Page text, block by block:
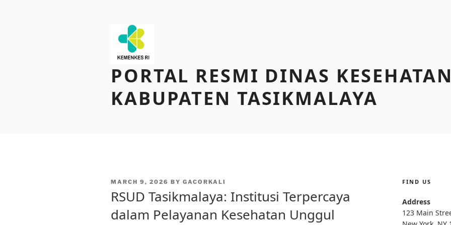
PORTAL RESMI DINAS KESEHATAN
KABUPATEN TASIKMALAYA
POSTED
MARCH 9, 2026 BY GACORKALI
RSUD Tasikmalaya: Institusi Terpercaya
dalam Pelayanan Kesehatan Unggul
FIND US
Address
123 Main